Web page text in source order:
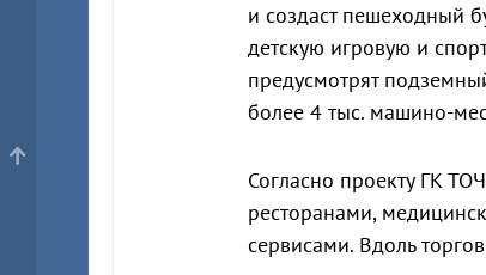
и создаст пешеходный
детскую игровую и
предусмотрят
более 4 тыс. машино-
Согласно проекту ГК
ресторанами,
сервисами. Вдоль